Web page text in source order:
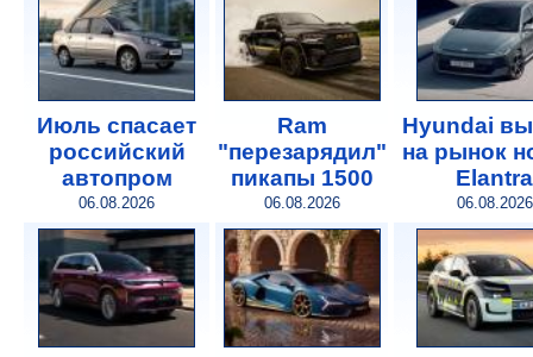
Июль спасает
российский
автопром
06.08.2026
Ram
"перезарядил"
пикапы 1500
06.08.2026
Hyundai
на рынок
Elantra
06.08.2026